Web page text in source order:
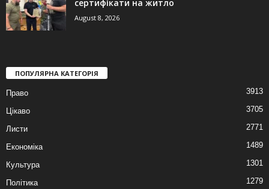
сертифікати на житло
August 8, 2026
ПОПУЛЯРНА КАТЕГОРІЯ
Право 3913
Цікаво 3705
Листи 2771
Економіка 1489
Культура 1301
Політика 1279